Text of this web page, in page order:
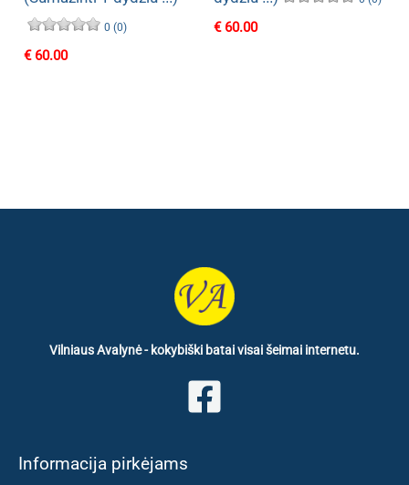
0 (0)
€60.00
€60.00
Vilniaus Avalynė - kokybiški batai visai šeimai internetu.
Informacija pirkėjams